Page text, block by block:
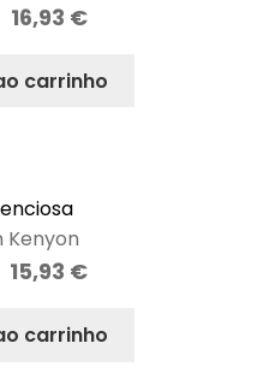
16,93 €
carrinho
Kenyon
15,93 €
carrinho